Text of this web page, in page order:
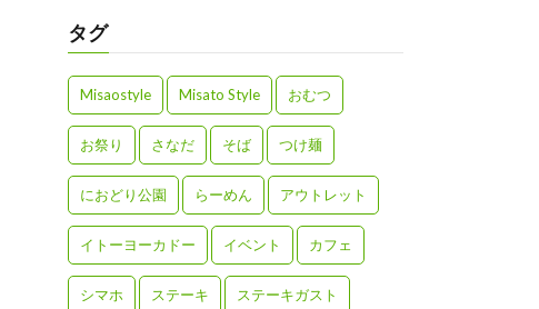
タグ
Misaostyle Misato Style おむつ
お祭り さなだ そば つけ麺
におどり公園 らーめん アウトレット
イトーヨーカドー イベント カフェ
シマホ ステーキ ステーキガスト